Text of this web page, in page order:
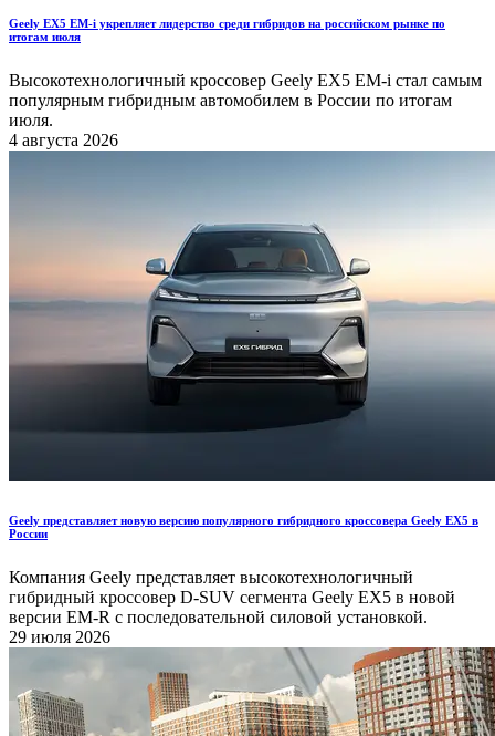
Geely EX5 EM-i укрепляет лидерство среди гибридов на российском рынке по
итогам июля
Высокотехнологичный кроссовер Geely EX5 EM-i стал самым
популярным гибридным автомобилем в России по итогам
июля.
4 августа 2026
Geely представляет новую версию популярного гибридного кроссовера Geely EX5 в
России
Компания Geely представляет высокотехнологичный
гибридный кроссовер D-SUV сегмента Geely EX5 в новой
версии EM-R с последовательной силовой установкой.
29 июля 2026